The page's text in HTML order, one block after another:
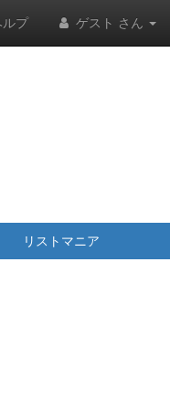
ルプ ゲスト さん
リストマニア